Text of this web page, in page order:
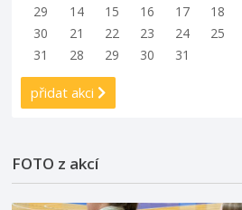
29
14 15 16 17 18
30
21 22 23 24 25
31
28 29 30 31
přidat akci
FOTO z akcí